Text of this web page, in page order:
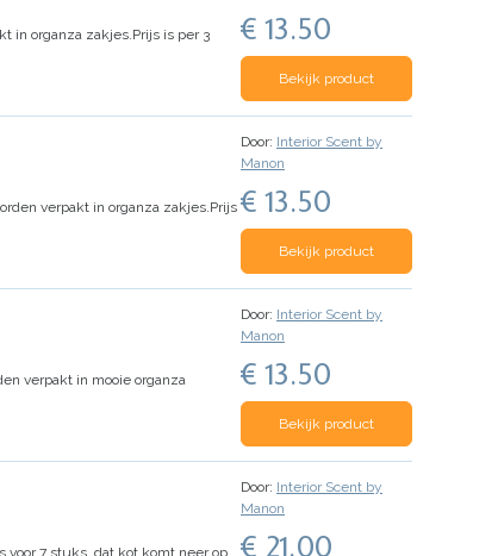
in organza zakjes.Prijs is per 3
€ 13.50
Bekijk product
verpakt in organza zakjes.Prijs
Door: Interior Scent by
Manon
€ 13.50
Bekijk product
verpakt in mooie organza
Door: Interior Scent by
Manon
€ 13.50
Bekijk product
Door: Interior Scent by
Manon
€ 21.00